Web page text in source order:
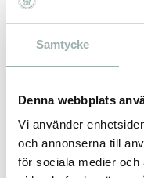
Samtycke
Denna webbplats
Vi använder
och annonserna till
för sociala medier
tid åt att vårda sin
att stimulera att hår
avföringen ut, vilket
Kattens vikt
3 kg 45 g (26
4 kg
56 g (36
5 kg
65 g (46